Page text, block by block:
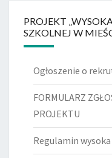
PROJEKT
SZKOLNEJ W
Ogłoszenie o
FORMULARZ
PROJEKTU
Regulamin